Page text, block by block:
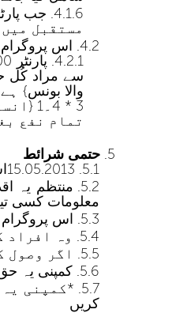
مستقبل
اس پروگرام
سے مراد کُل
3 *
تمام نفع
حتمی شرائط
15.05.2013اس پروگرام کا اطلاق صرف اس کے شروع ہونے کے بعد سے لائے گئے صارفین پر ہے اور یہ پروگرام شروع ہوا تھا
منتظم یہ
معلومات کسی
اس پروگرام
وہ افراد
اگر وصول
کمپنی یہ
کریں